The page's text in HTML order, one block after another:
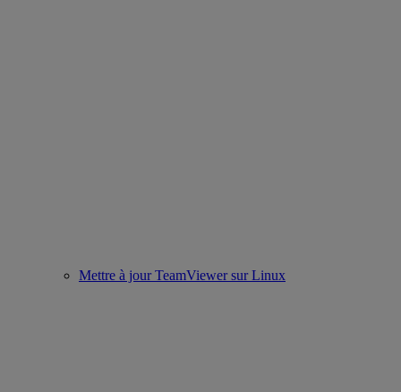
Mettre à jour TeamViewer sur Linux